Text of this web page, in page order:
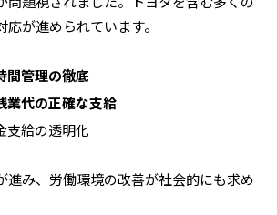
が進められています。
間管理の徹底
業代の正確な支給
支給の透明化
進み、労働環境の改善が社会的にも求め